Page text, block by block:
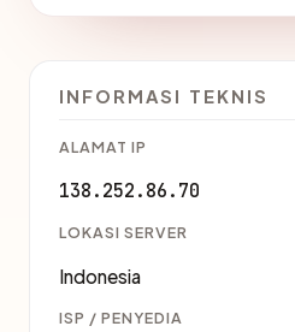
INFORMASI TEKNIS
ALAMAT IP
138.252.86.70
LOKASI SERVER
Indonesia
ISP / PENYEDIA